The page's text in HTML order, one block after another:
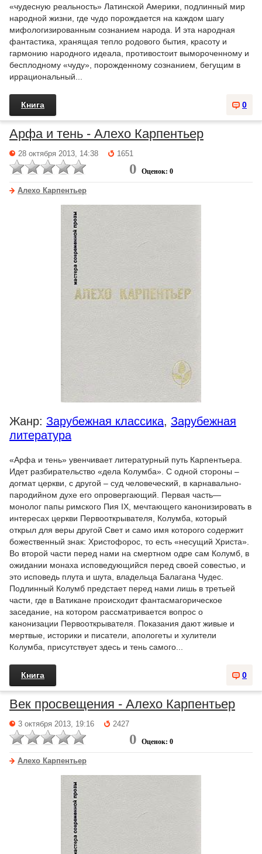
«чудесную реальность» Латинской Америки, подлинный мир
народной жизни, где чудо порождается на каждом шагу
мифологизированным сознанием народа. И эта народная
фантастика, хранящая тепло родового бытия, красоту и
гармонию народного идеала, противостоит вымороченному и
бесплодному «чуду», порожденному сознанием, бегущим в
иррациональный...
0
Книга
Арфа и тень - Алехо Карпентьер
28 октября 2013, 14:38 1651
0 Оценок: 0
Алехо Карпентьер
Жанр: Зарубежная классика, Зарубежная
литература
«Арфа и тень» увенчивает литературный путь Карпентьера.
Идет разбирательство «дела Колумба». С одной стороны –
догмат церкви, с другой – суд человеческий, в карнавально-
пародийном духе его опровергающий. Первая часть—
монолог папы римского Пия IX, мечтающего канонизировать в
интересах церкви Первооткрывателя, Колумба, который
открыл для веры другой Свет и само имя которого содержит
божественный знак: Христофорос, то есть «несущий Христа».
Во второй части перед нами на смертном одре сам Колумб, в
ожидании монаха исповедующийся перед своей совестью, и
это исповедь плута и шута, владельца Балагана Чудес.
Подлинный Колумб предстает перед нами лишь в третьей
части, где в Ватикане происходит фантасмагорическое
заседание, на котором рассматривается вопрос о
канонизации Первооткрывателя. Показания дают живые и
мертвые, историки и писатели, апологеты и хулители
Колумба, присутствует здесь и тень самого...
0
Книга
Век просвещения - Алехо Карпентьер
3 октября 2013, 19:16 2427
0 Оценок: 0
Алехо Карпентьер